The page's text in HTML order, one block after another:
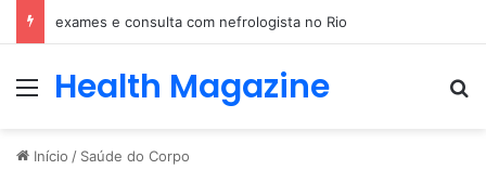
Menu
Health Magazine
Início / Saúde do Corpo